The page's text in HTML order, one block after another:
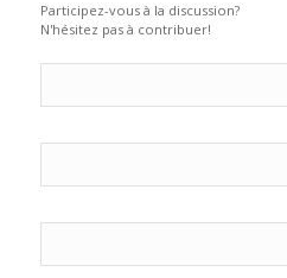
Participez-vous à la discussion?
N'hésitez pas à contribuer!